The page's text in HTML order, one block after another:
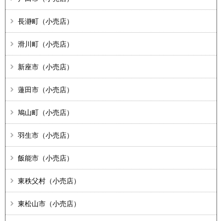
長瀞町（小売店）
滑川町（小売店）
新座市（小売店）
蓮田市（小売店）
鳩山町（小売店）
羽生市（小売店）
飯能市（小売店）
東秩父村（小売店）
東松山市（小売店）